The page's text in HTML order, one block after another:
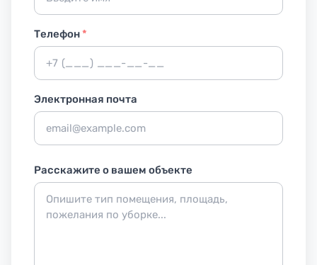
Телефон*
Электронная почта
Расскажите о вашем объекте